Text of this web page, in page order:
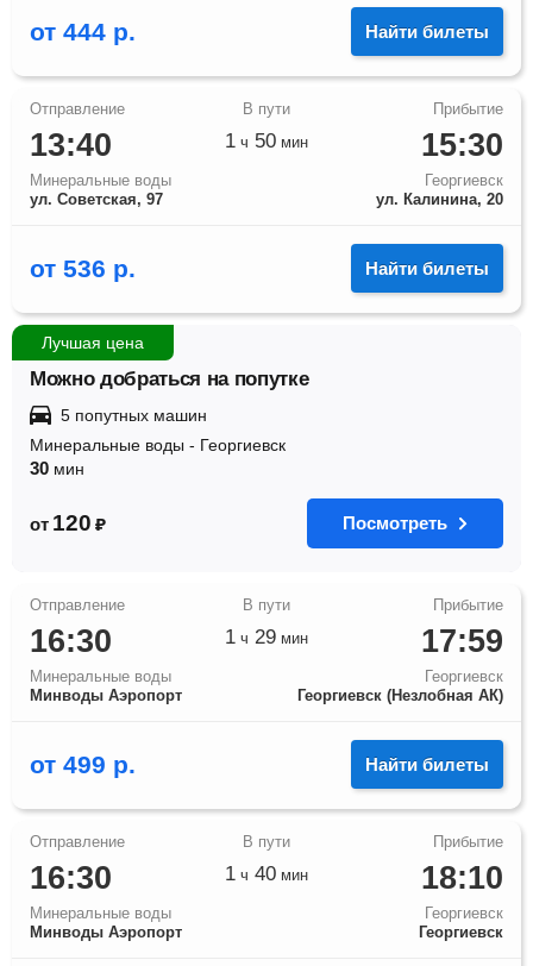
от 444 р. Найти билеты
13:40
Минеральные воды
ул. Советская, 97
15:30
Георгиевск
ул. Калинина, 20
1 ч 50 мин
от 536 р. Найти билеты
Лучшая цена
Можно добраться на попутке
5 попутных машин
Минеральные воды - Георгиевск
30 мин
от 120 ₽ Посмотреть
16:30
Минеральные воды
Минводы Аэропорт
17:59
Георгиевск
Георгиевск (Незлобная АК)
1 ч 29 мин
от 499 р. Найти билеты
16:30
Минеральные воды
Минводы Аэропорт
18:10
Георгиевск
Георгиевск
1 ч 40 мин